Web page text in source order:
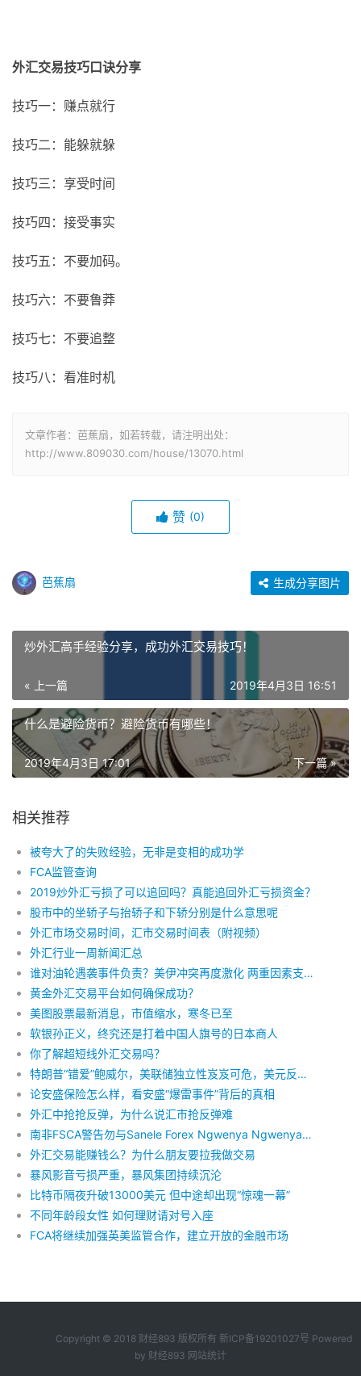
外汇交易技巧口诀分享
技巧一：赚点就行
技巧二：能躲就躲
技巧三：享受时间
技巧四：接受事实
技巧五：不要加码。
技巧六：不要鲁莽
技巧七：不要追整
技巧八：看准时机
文章作者：芭蕉扇，如若转载，请注明出处：
http://www.809030.com/house/13070.html
赞 (0)
芭蕉扇 生成分享图片
炒外汇高手经验分享，成功外汇交易技巧！
« 上一篇 2019年4月3日 16:51
什么是避险货币？避险货币有哪些！
下一篇 »
2019年4月3日 17:01
相关推荐
被夸大了的失败经验，无非是变相的成功学
FCA监管查询
2019炒外汇亏损了可以追回吗？真能追回外汇亏损资金？
股市中的坐轿子与抬轿子和下轿分别是什么意思呢
外汇市场交易时间，汇市交易时间表（附视频）
外汇行业一周新闻汇总
谁对油轮遇袭事件负责？美伊冲突再度激化 两重因素支撑油价
黄金外汇交易平台如何确保成功？
美图股票最新消息，市值缩水，寒冬已至
软银孙正义，终究还是打着中国人旗号的日本商人
你了解超短线外汇交易吗？
特朗普“错爱”鲍威尔，美联储独立性岌岌可危，美元反弹空间恐受限
论安盛保险怎么样，看安盛“爆雷事件”背后的真相
外汇中抢抢反弹，为什么说汇市抢反弹难
南非FSCA警告勿与Sanele Forex Ngwenya Ngwenya进行金融业务往来
外汇交易能赚钱么？为什么朋友要拉我做交易
暴风影音亏损严重，暴风集团持续沉沦
比特币隔夜升破13000美元 但中途却出现“惊魂一幕”
不同年龄段女性 如何理财请对号入座
FCA将继续加强英美监管合作，建立开放的金融市场
Copyright © 2018 财经893 版权所有 新ICP备19201027号 Powered
by 财经893 网站统计